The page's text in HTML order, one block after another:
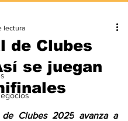
de Clubes
se juegan
lectura
de 5 estrellas.
de Clubes 2025 avanza a